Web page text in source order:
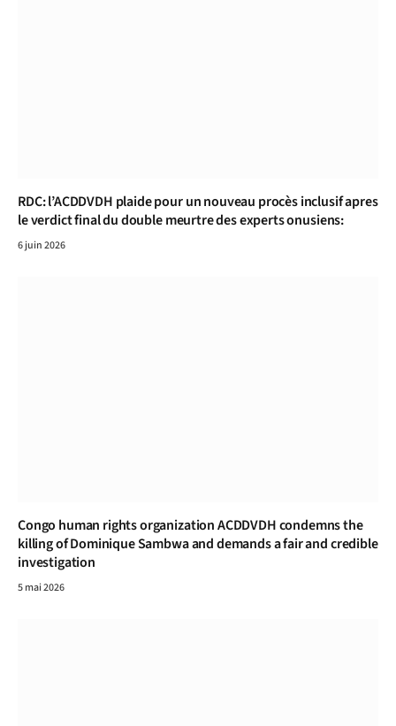
RDC: l’ACDDVDH plaide pour un nouveau procès inclusif apres
le verdict final du double meurtre des experts onusiens:
6 juin 2026
Congo human rights organization ACDDVDH condemns the
killing of Dominique Sambwa and demands a fair and credible
investigation
5 mai 2026